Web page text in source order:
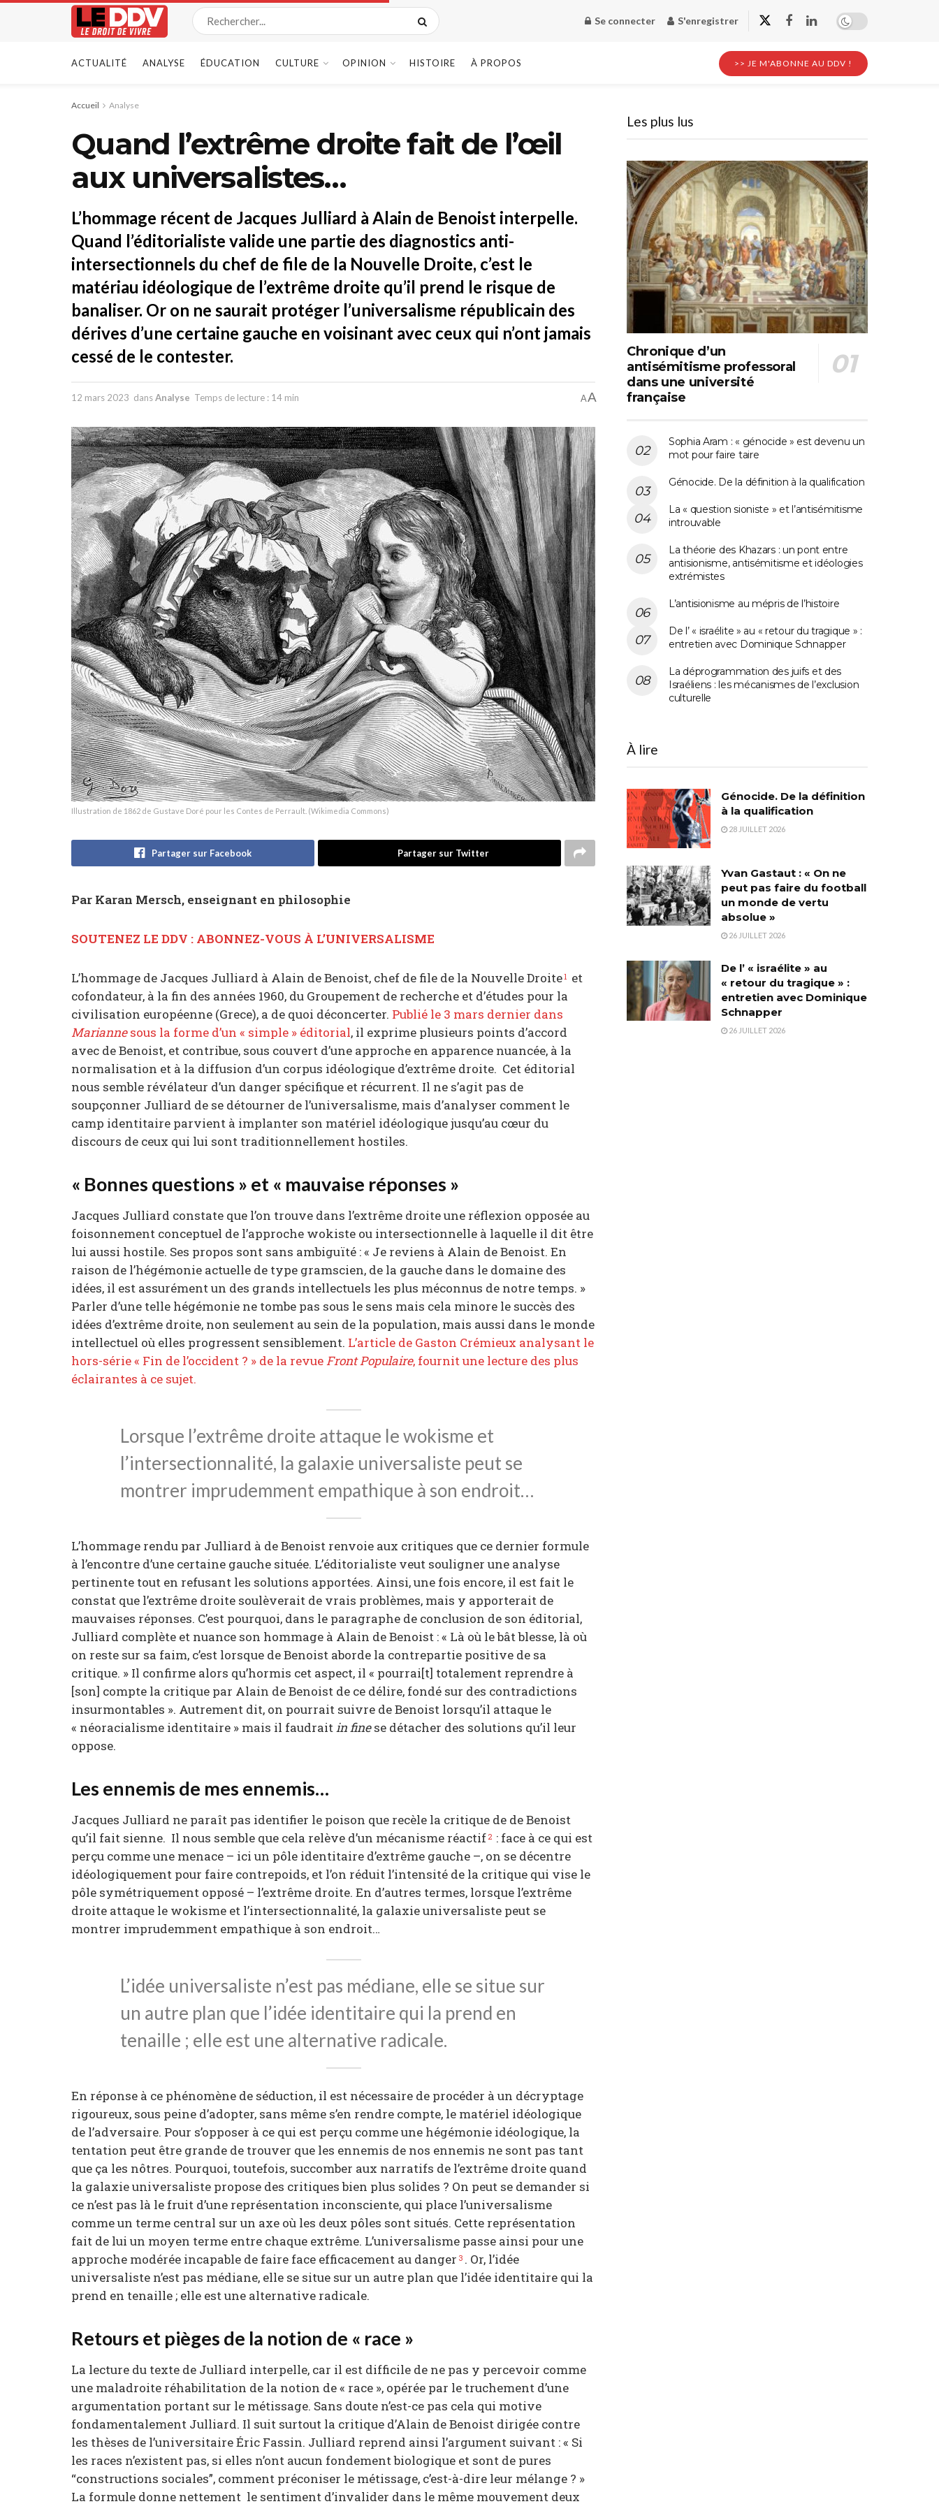
Se connecter S'enregistrer
ACTUALITÉ ANALYSE ÉDUCATION CULTURE OPINION HISTOIRE À PROPOS >> JE M'ABONNE AU DDV !
Accueil Analyse
Quand l’extrême droite fait de l’œil
aux universalistes…
L’hommage récent de Jacques Julliard à Alain de Benoist interpelle.
Quand l’éditorialiste valide une partie des diagnostics anti-
intersectionnels du chef de file de la Nouvelle Droite, c’est le
matériau idéologique de l’extrême droite qu’il prend le risque de
banaliser. Or on ne saurait protéger l’universalisme républicain des
dérives d’une certaine gauche en voisinant avec ceux qui n’ont jamais
cessé de le contester.
12 mars 2023 dansAnalyse Temps de lecture : 14 min AA
Illustration de 1862 de Gustave Doré pour les Contes de Perrault. (Wikimedia Commons)
Partager sur Facebook Partager sur Twitter
Par Karan Mersch, enseignant en philosophie
SOUTENEZ LE DDV : ABONNEZ-VOUS À L’UNIVERSALISME
L’hommage de Jacques Julliard à Alain de Benoist, chef de file de la Nouvelle Droite1 et
cofondateur, à la fin des années 1960, du Groupement de recherche et d’études pour la
civilisation européenne (Grece), a de quoi déconcerter. Publié le 3 mars dernier dans
Mariannesous la forme d’un « simple » éditorial, il exprime plusieurs points d’accord
avec de Benoist, et contribue, sous couvert d’une approche en apparence nuancée, à la
normalisation et à la diffusion d’un corpus idéologique d’extrême droite. Cet éditorial
nous semble révélateur d’un danger spécifique et récurrent. Il ne s’agit pas de
soupçonner Julliard de se détourner de l’universalisme, mais d’analyser comment le
camp identitaire parvient à implanter son matériel idéologique jusqu’au cœur du
discours de ceux qui lui sont traditionnellement hostiles.
« Bonnes questions » et « mauvaise réponses »
Jacques Julliard constate que l’on trouve dans l’extrême droite une réflexion opposée au
foisonnement conceptuel de l’approche wokiste ou intersectionnelle à laquelle il dit être
lui aussi hostile. Ses propos sont sans ambiguïté : « Je reviens à Alain de Benoist. En
raison de l’hégémonie actuelle de type gramscien, de la gauche dans le domaine des
idées, il est assurément un des grands intellectuels les plus méconnus de notre temps. »
Parler d’une telle hégémonie ne tombe pas sous le sens mais cela minore le succès des
idées d’extrême droite, non seulement au sein de la population, mais aussi dans le monde
intellectuel où elles progressent sensiblement. L’article de Gaston Crémieux analysant le
hors-série « Fin de l’occident ? » de la revue Front Populaire, fournit une lecture des plus
éclairantes à ce sujet.
Lorsque l’extrême droite attaque le wokisme et
l’intersectionnalité, la galaxie universaliste peut se
montrer imprudemment empathique à son endroit…
L’hommage rendu par Julliard à de Benoist renvoie aux critiques que ce dernier formule
à l’encontre d’une certaine gauche située. L’éditorialiste veut souligner une analyse
pertinente tout en refusant les solutions apportées. Ainsi, une fois encore, il est fait le
constat que l’extrême droite soulèverait de vrais problèmes, mais y apporterait de
mauvaises réponses. C’est pourquoi, dans le paragraphe de conclusion de son éditorial,
Julliard complète et nuance son hommage à Alain de Benoist : « Là où le bât blesse, là où
on reste sur sa faim, c’est lorsque de Benoist aborde la contrepartie positive de sa
critique. » Il confirme alors qu’hormis cet aspect, il « pourrai[t] totalement reprendre à
[son] compte la critique par Alain de Benoist de ce délire, fondé sur des contradictions
insurmontables ». Autrement dit, on pourrait suivre de Benoist lorsqu’il attaque le
« néoracialisme identitaire » mais il faudraitin finese détacher des solutions qu’il leur
oppose.
Les ennemis de mes ennemis…
Jacques Julliard ne paraît pas identifier le poison que recèle la critique de de Benoist
qu’il fait sienne. Il nous semble que cela relève d’un mécanisme réactif 2 : face à ce qui est
perçu comme une menace – ici un pôle identitaire d’extrême gauche –, on se décentre
idéologiquement pour faire contrepoids, et l’on réduit l’intensité de la critique qui vise le
pôle symétriquement opposé – l’extrême droite. En d’autres termes, lorsque l’extrême
droite attaque le wokisme et l’intersectionnalité, la galaxie universaliste peut se
montrer imprudemment empathique à son endroit…
L’idée universaliste n’est pas médiane, elle se situe sur
un autre plan que l’idée identitaire qui la prend en
tenaille ; elle est une alternative radicale.
En réponse à ce phénomène de séduction, il est nécessaire de procéder à un décryptage
rigoureux, sous peine d’adopter, sans même s’en rendre compte, le matériel idéologique
de l’adversaire. Pour s’opposer à ce qui est perçu comme une hégémonie idéologique, la
tentation peut être grande de trouver que les ennemis de nos ennemis ne sont pas tant
que ça les nôtres. Pourquoi, toutefois, succomber aux narratifs de l’extrême droite quand
la galaxie universaliste propose des critiques bien plus solides ? On peut se demander si
ce n’est pas là le fruit d’une représentation inconsciente, qui place l’universalisme
comme un terme central sur un axe où les deux pôles sont situés. Cette représentation
fait de lui un moyen terme entre chaque extrême. L’universalisme passe ainsi pour une
approche modérée incapable de faire face efficacement au danger 3 . Or, l’idée
universaliste n’est pas médiane, elle se situe sur un autre plan que l’idée identitaire qui la
prend en tenaille ; elle est une alternative radicale.
Retours et pièges de la notion de « race »
La lecture du texte de Julliard interpelle, car il est difficile de ne pas y percevoir comme
une maladroite réhabilitation de la notion de « race », opérée par le truchement d’une
argumentation portant sur le métissage. Sans doute n’est-ce pas cela qui motive
fondamentalement Julliard. Il suit surtout la critique d’Alain de Benoist dirigée contre
les thèses de l’universitaire Éric Fassin. Julliard reprend ainsi l’argument suivant : « Si
les races n’existent pas, si elles n’ont aucun fondement biologique et sont de pures
“constructions sociales”, comment préconiser le métissage, c’est-à-dire leur mélange ? »
La formule donne nettement le sentiment d’invalider dans le même mouvement deux
Les plus lus
Chronique d’un
antisémitisme professoral
dans une université
française
Sophia Aram : « génocide » est devenu un
mot pour faire taire
Génocide. De la définition à la qualification
La « question sioniste » et l’antisémitisme
introuvable
La théorie des Khazars : un pont entre
antisionisme, antisémitisme et idéologies
extrémistes
L’antisionisme au mépris de l’histoire
De l’ « israélite » au « retour du tragique » :
entretien avec Dominique Schnapper
La déprogrammation des juifs et des
Israéliens : les mécanismes de l’exclusion
culturelle
À lire
Génocide. De la définition
à la qualification
28 JUILLET 2026
Yvan Gastaut : « On ne
peut pas faire du football
un monde de vertu
absolue »
26 JUILLET 2026
De l’ « israélite » au
« retour du tragique » :
entretien avec Dominique
Schnapper
26 JUILLET 2026